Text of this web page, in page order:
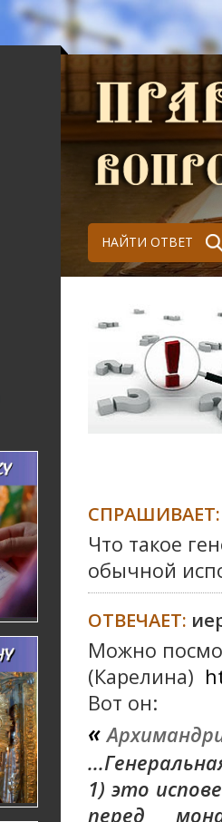
НАЙТИ ОТВЕТ
СПРАШИВАЕТ:
Что такое
обычной
ОТВЕЧАЕТ:
Можно
(Карелина)
Вот он:
«
1) это
перед